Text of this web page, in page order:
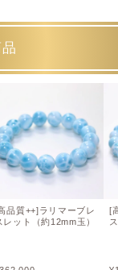
品質++]ラリマーブレ
レット（約12mm玉）
[